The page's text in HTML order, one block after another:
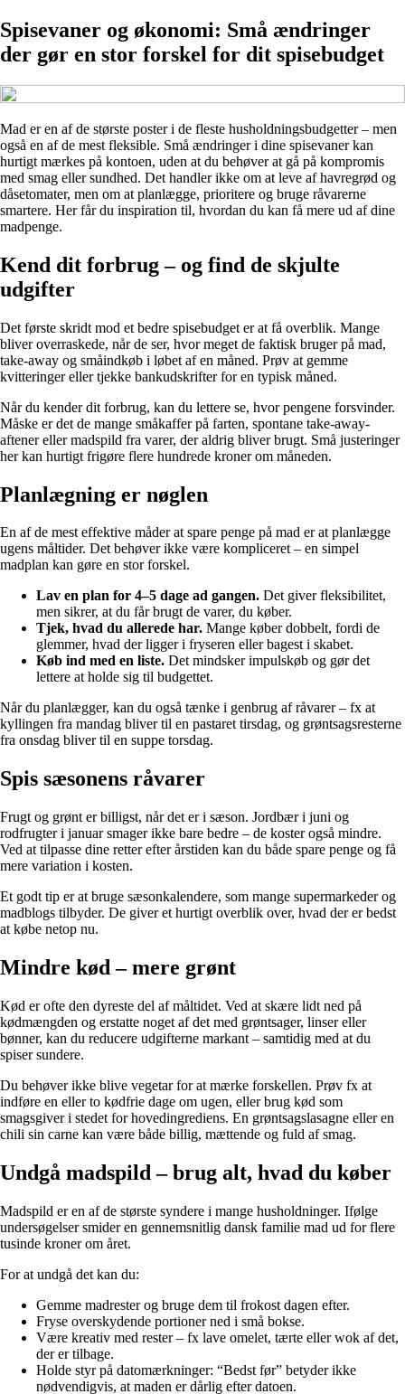
Spisevaner og økonomi: Små ændringer
der gør en stor forskel for dit spisebudget
Mad er en af de største poster i de fleste husholdningsbudgetter – men
også en af de mest fleksible. Små ændringer i dine spisevaner kan
hurtigt mærkes på kontoen, uden at du behøver at gå på kompromis
med smag eller sundhed. Det handler ikke om at leve af havregrød og
dåsetomater, men om at planlægge, prioritere og bruge råvarerne
smartere. Her får du inspiration til, hvordan du kan få mere ud af dine
madpenge.
Kend dit forbrug – og find de skjulte
udgifter
Det første skridt mod et bedre spisebudget er at få overblik. Mange
bliver overraskede, når de ser, hvor meget de faktisk bruger på mad,
take-away og småindkøb i løbet af en måned. Prøv at gemme
kvitteringer eller tjekke bankudskrifter for en typisk måned.
Når du kender dit forbrug, kan du lettere se, hvor pengene forsvinder.
Måske er det de mange småkaffer på farten, spontane take-away-
aftener eller madspild fra varer, der aldrig bliver brugt. Små justeringer
her kan hurtigt frigøre flere hundrede kroner om måneden.
Planlægning er nøglen
En af de mest effektive måder at spare penge på mad er at planlægge
ugens måltider. Det behøver ikke være kompliceret – en simpel
madplan kan gøre en stor forskel.
Lav en plan for 4–5 dage ad gangen. Det giver fleksibilitet,
men sikrer, at du får brugt de varer, du køber.
Tjek, hvad du allerede har. Mange køber dobbelt, fordi de
glemmer, hvad der ligger i fryseren eller bagest i skabet.
Køb ind med en liste. Det mindsker impulskøb og gør det
lettere at holde sig til budgettet.
Når du planlægger, kan du også tænke i genbrug af råvarer – fx at
kyllingen fra mandag bliver til en pastaret tirsdag, og grøntsagsresterne
fra onsdag bliver til en suppe torsdag.
Spis sæsonens råvarer
Frugt og grønt er billigst, når det er i sæson. Jordbær i juni og
rodfrugter i januar smager ikke bare bedre – de koster også mindre.
Ved at tilpasse dine retter efter årstiden kan du både spare penge og få
mere variation i kosten.
Et godt tip er at bruge sæsonkalendere, som mange supermarkeder og
madblogs tilbyder. De giver et hurtigt overblik over, hvad der er bedst
at købe netop nu.
Mindre kød – mere grønt
Kød er ofte den dyreste del af måltidet. Ved at skære lidt ned på
kødmængden og erstatte noget af det med grøntsager, linser eller
bønner, kan du reducere udgifterne markant – samtidig med at du
spiser sundere.
Du behøver ikke blive vegetar for at mærke forskellen. Prøv fx at
indføre en eller to kødfrie dage om ugen, eller brug kød som
smagsgiver i stedet for hovedingrediens. En grøntsagslasagne eller en
chili sin carne kan være både billig, mættende og fuld af smag.
Undgå madspild – brug alt, hvad du køber
Madspild er en af de største syndere i mange husholdninger. Ifølge
undersøgelser smider en gennemsnitlig dansk familie mad ud for flere
tusinde kroner om året.
For at undgå det kan du:
Gemme madrester og bruge dem til frokost dagen efter.
Fryse overskydende portioner ned i små bokse.
Være kreativ med rester – fx lave omelet, tærte eller wok af det,
der er tilbage.
Holde styr på datomærkninger: “Bedst før” betyder ikke
nødvendigvis, at maden er dårlig efter datoen.